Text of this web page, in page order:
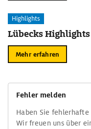
Highlights
Lübecks
Mehr erfahren
Fehler melden
Haben Sie
Wir freuen uns über